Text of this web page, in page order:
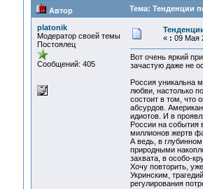
Автор Тема: Тенденции
platonik
Модератор своей темы
Постоялец
Сообщений: 405
« : 09 Мая
Вот очень яркий
зачастую даже не
Россия уникальна
любви, настолько
состоит в том, что
абсурдов.
идиотов. И в
России на события
миллионов жертв
А ведь, в
природными
захвата, в особо-
Хочу повторить,
Укринским,
регулирования